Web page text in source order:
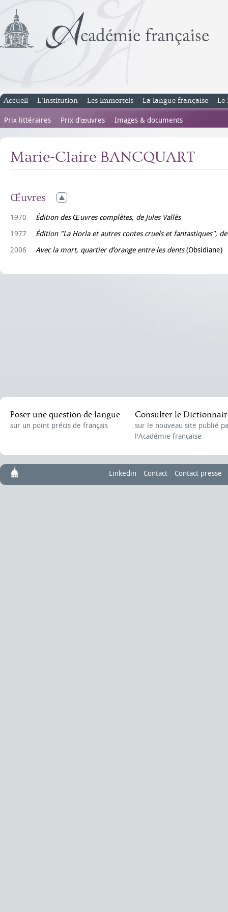
Accueil L’institution Les immortels La langue française Le
Prix littéraires Prix d’œuvres Images & documents
Marie-Claire BANCQUART
Œuvres
1970
Édition des Œuvres complètes, de Jules Vallès
1977
Édition "La Horla et autres contes cruels et fantastiques",
2006
Avec la mort, quartier d’orange entre les dents(Obsidiane)
Poser une question de langue
sur un point précis de français
Consulter le
sur le nouveau site publié
l'Académie française
Linkedin Contact Contact presse